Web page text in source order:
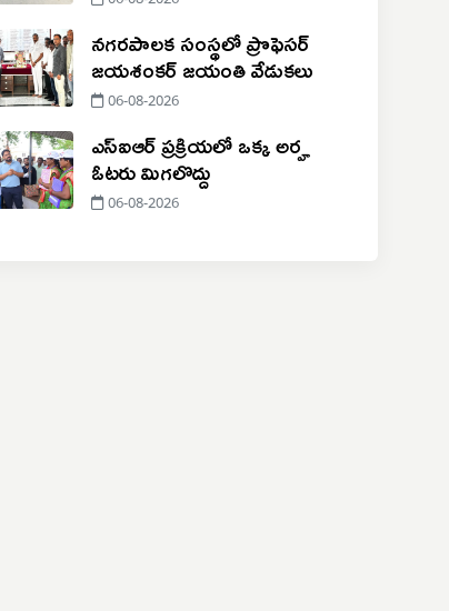
నగరపాలక సంస్థలో ప్రొఫెసర్
జయశంకర్ జయంతి వేడుకలు
06-08-2026
ఎస్‌ఐఆర్ ప్రక్రియలో ఒక్క అర్హ
ఓటరు మిగలొద్దు
06-08-2026